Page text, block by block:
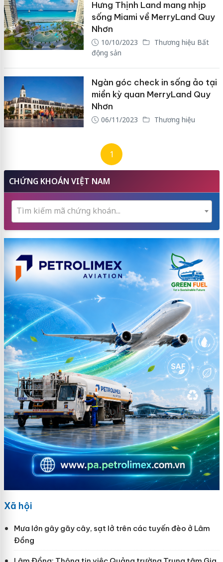
Hưng Thịnh Land mang nhịp
sống Miami về MerryLand Quy
Nhơn
10/10/2023
Thương hiệu Bất
động sản
Ngàn góc check in sống ảo tại
miền kỳ quan MerryLand Quy
Nhơn
06/11/2023 Thương hiệu
1
CHỨNG KHOÁN VIỆT NAM
Tìm kiếm mã chứng khoán...
Xã hội
Mưa lớn gây gãy cây, sạt lở trên các tuyến đèo ở Lâm
Đồng